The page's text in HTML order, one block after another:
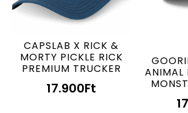
CAPSLAB X RICK &
MORTY PICKLE RICK
PREMIUM TRUCKER
17.900Ft
ANIMAL